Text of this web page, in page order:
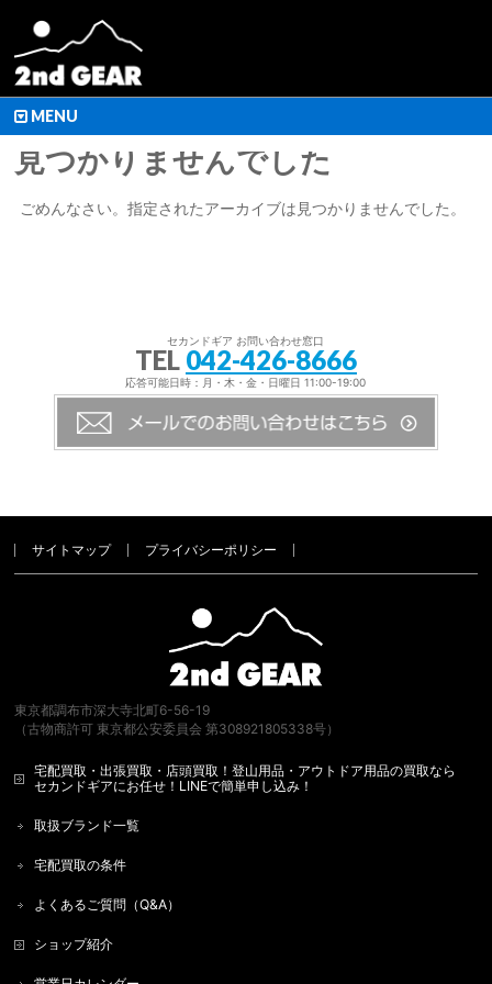
MENU
見つかりませんでした
ごめんなさい。指定されたアーカイブは見つかりませんでした。
セカンドギア お問い合わせ窓口
TEL 042-426-8666
応答可能日時：月・木・金・日曜日 11:00-19:00
サイトマップ プライバシーポリシー
東京都調布市深大寺北町6-56-19
（古物商許可 東京都公安委員会 第308921805338号）
宅配買取・出張買取・店頭買取！登山用品・アウトドア用品の買取なら
セカンドギアにお任せ！LINEで簡単申し込み！
取扱ブランド一覧
宅配買取の条件
よくあるご質問（Q&A）
ショップ紹介